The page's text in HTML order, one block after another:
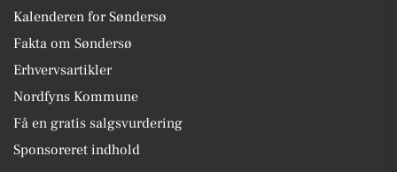
Kalenderen for Søndersø
Fakta om Søndersø
Erhvervsartikler
Nordfyns Kommune
Få en gratis salgsvurdering
Sponsoreret indhold